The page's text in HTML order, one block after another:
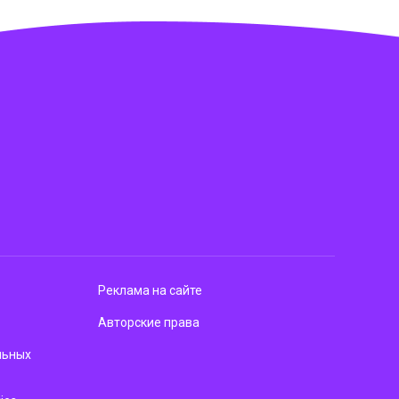
Реклама на сайте
Авторские права